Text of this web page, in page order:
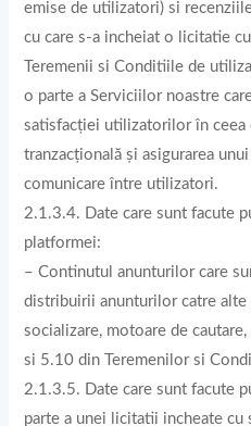
emise de utilizatori) si
cu care s-a incheiat o licitatie
Teremenii si Conditiile de
o parte a Serviciilor noastre
satisfacției utilizatorilor în ceea
tranzacțională și asigurarea
comunicare între utilizatori.
2.1.3.4. Date care sunt facute
platformei:
– Continutul anunturilor care
distribuirii anunturilor catre
socializare, motoare de
si 5.10 din Teremenilor si
2.1.3.5. Date care sunt facute
parte a unei licitatii incheate cu